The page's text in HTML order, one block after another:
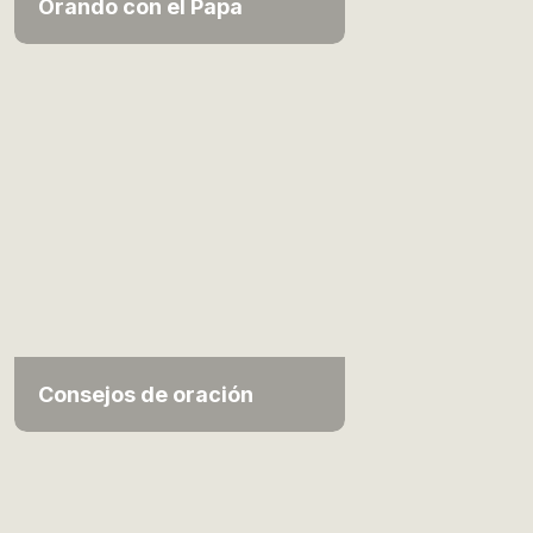
Orando con el Papa
Consejos de oración